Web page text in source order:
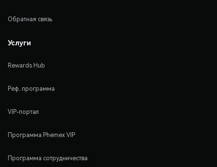
Обратная связь
Услуги
Rewards Hub
Реф. программа
VIP-портал
Программа Phemex VIP
Программа сотрудничества